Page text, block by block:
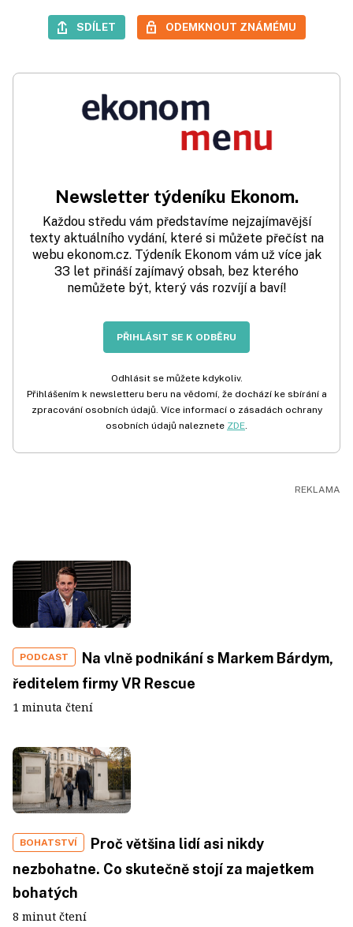
SDÍLET ODEMKNOUT ZNÁMÉMU
Newsletter týdeníku Ekonom.
Každou středu vám představíme nejzajímavější
texty aktuálního vydání, které si můžete přečíst na
webu ekonom.cz. Týdeník Ekonom vám už více jak
33 let přináší zajímavý obsah, bez kterého
nemůžete být, který vás rozvíjí a baví!
PŘIHLÁSIT SE K ODBĚRU
Odhlásit se můžete kdykoliv.
Přihlášením k newsletteru beru na vědomí, že dochází ke sbírání a
zpracování osobních údajů. Více informací o zásadách ochrany
osobních údajů naleznete ZDE.
PODCAST
Na vlně podnikání s Markem Bárdym,
ředitelem firmy VR Rescue
1 minuta čtení
BOHATSTVÍ
Proč většina lidí asi nikdy
nezbohatne. Co skutečně stojí za majetkem
bohatých
8 minut čtení